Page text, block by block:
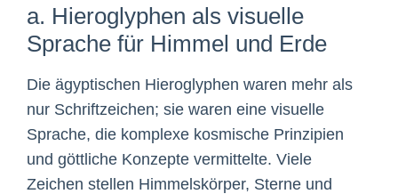
a. Hieroglyphen als visuelle
Sprache für Himmel und Erde
Die ägyptischen Hieroglyphen waren mehr als
nur Schriftzeichen; sie waren eine visuelle
Sprache, die komplexe kosmische Prinzipien
und göttliche Konzepte vermittelte. Viele
Zeichen stellen Himmelskörper, Sterne und